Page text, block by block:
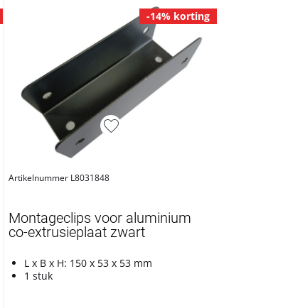
-14% korting
Artikelnummer L8031848
Montageclips voor aluminium
co-extrusieplaat zwart
L x B x H: 150 x 53 x 53 mm
1 stuk